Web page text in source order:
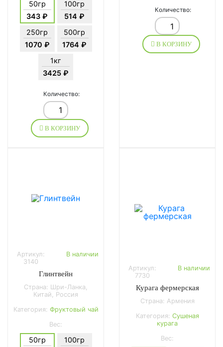
50гр
343 ₽
100гр
514 ₽
250гр
1070 ₽
500гр
1764 ₽
1кг
3425 ₽
Количество:
В КОРЗИНУ
Количество:
В КОРЗИНУ
Артикул:
3140
В наличии
Глинтвейн
Страна: Шри-Ланка,
Китай, Россия
Категория: Фруктовый чай
Вес:
50гр
100гр
Артикул:
7730
В наличии
Курага фермерская
Страна: Армения
Категория: Сушеная
курага
Вес: